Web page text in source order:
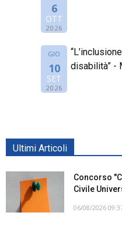
6
OTT
2026
GIO
10
SET
2026
disabilità” -
Ultimi Articoli
Concorso
Civile
06/08/2026